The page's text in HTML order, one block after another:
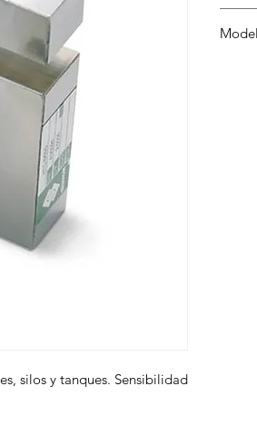
silos y tanques. Sensibilidad